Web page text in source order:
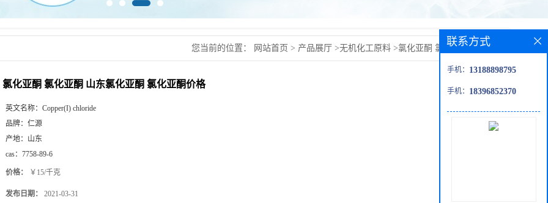
您当前的位置： 网站首页 > 产品展厅 >无机化工原料 >氯化亚酮 氯化亚酮 山东氯
氯化亚酮 氯化亚酮 山东氯化亚酮 氯化亚酮价格
英文名称： Copper(I) chloride
品牌： 仁源
产地： 山东
cas： 7758-89-6
价格： ￥15/千克
发布日期： 2021-03-31
联系方式
手机： 13188898795
手机： 18396852370